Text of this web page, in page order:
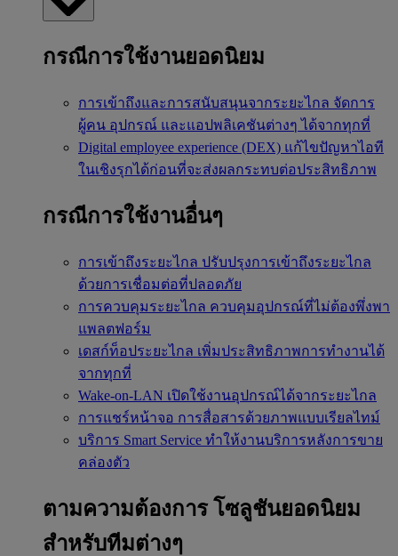
กรณีการใช้งานยอดนิยม
การเข้าถึงและการสนับสนุนจากระยะไกล จัดการ
ผู้คน อุปกรณ์ และแอปพลิเคชันต่างๆ ได้จากทุกที่
Digital employee experience (DEX) แก้ไขปัญหาไอที
ในเชิงรุกได้ก่อนที่จะส่งผลกระทบต่อประสิทธิภาพ
กรณีการใช้งานอื่นๆ
การเข้าถึงระยะไกล ปรับปรุงการเข้าถึงระยะไกล
ด้วยการเชื่อมต่อที่ปลอดภัย
การควบคุมระยะไกล ควบคุมอุปกรณ์ที่ไม่ต้องพึ่งพา
แพลตฟอร์ม
เดสก์ท็อประยะไกล เพิ่มประสิทธิภาพการทำงานได้
จากทุกที่
Wake-on-LAN เปิดใช้งานอุปกรณ์ได้จากระยะไกล
การแชร์หน้าจอ การสื่อสารด้วยภาพแบบเรียลไทม์
บริการ Smart Service ทำให้งานบริการหลังการขาย
คล่องตัว
ตามความต้องการ โซลูชันยอดนิยม
สำหรับทีมต่างๆ